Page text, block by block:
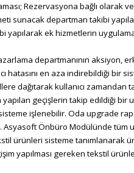
Rezervasyona bağlı olarak
sunacak departman takibi
yapılarak ek hizmetlerin
departmanının
hatasını en aza indirebildiği bir
dağıtarak kullanıcı zamandan
geçişlerin takip edildiği bir
işlenebilir. Oda upgrade
Asyasoft Önbüro Modülünde
ürünleri sisteme tanımlanarak
yapılması gereken tekstil